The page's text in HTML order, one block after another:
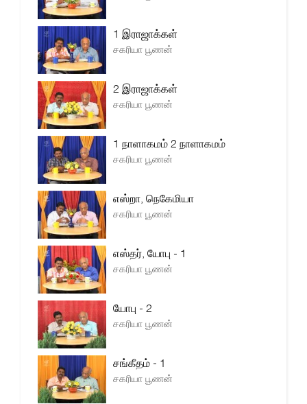
1 இராஜாக்கள்
சகரியா பூணன்
2 இராஜாக்கள்
சகரியா பூணன்
1 நாளாகமம் 2 நாளாகமம்
சகரியா பூணன்
எஸ்றா, நெகேமியா
சகரியா பூணன்
எஸ்தர், யோபு - 1
சகரியா பூணன்
யோபு - 2
சகரியா பூணன்
சங்கீதம் - 1
சகரியா பூணன்